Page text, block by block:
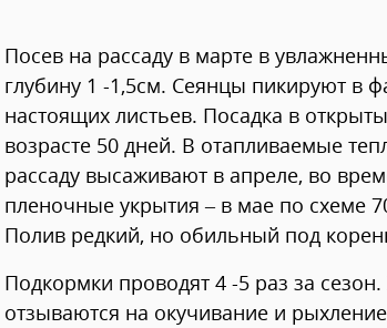
Посев на рассаду в марте в
глубину 1 -1,5см. Сеянцы пикируют в
настоящих листьев. Посадка в
возрасте 50 дней. В отапливаемые
рассаду высаживают в апреле, во
пленочные укрытия – в мае по схеме
Полив редкий, но обильный под
Подкормки проводят 4 -5 раз за
отзываются на окучивание и